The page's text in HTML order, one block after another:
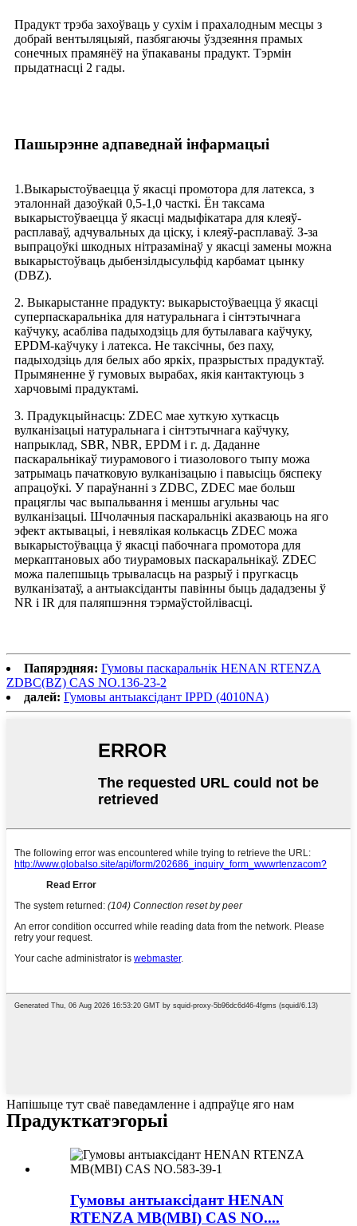
Прадукт трэба захоўваць у сухім і прахалодным месцы з
добрай вентыляцыяй, пазбягаючы ўздзеяння прамых
сонечных прамянёў на ўпакаваны прадукт. Тэрмін
прыдатнасці 2 гады.
Пашырэнне адпаведнай інфармацыі
1.Выкарыстоўваецца ў якасці промотора для латекса, з
эталоннай дазоўкай 0,5-1,0 часткі. Ён таксама
выкарыстоўваецца ў якасці мадыфікатара для клеяў-
расплаваў, адчувальных да ціску, і клеяў-расплаваў. З-за
выпрацоўкі шкодных нітразамінаў у якасці замены можна
выкарыстоўваць дыбензілдысульфід карбамат цынку
(DBZ).
2. Выкарыстанне прадукту: выкарыстоўваецца ў якасці
суперпаскаральніка для натуральнага і сінтэтычнага
каўчуку, асабліва падыходзіць для бутылавага каўчуку,
EPDM-каўчуку і латекса. Не таксічны, без паху,
падыходзіць для белых або яркіх, празрыстых прадуктаў.
Прымяненне ў гумовых вырабах, якія кантактуюць з
харчовымі прадуктамі.
3. Прадукцыйнасць: ZDEC мае хуткую хуткасць
вулканізацыі натуральнага і сінтэтычнага каўчуку,
напрыклад, SBR, NBR, EPDM і г. д. Даданне
паскаральнікаў тиурамового і тиазолового тыпу можа
затрымаць пачатковую вулканізацыю і павысіць бяспеку
апрацоўкі. У параўнанні з ZDBC, ZDEC мае больш
працяглы час выпальвання і меншы агульны час
вулканізацыі. Шчолачныя паскаральнікі аказваюць на яго
эфект актывацыі, і невялікая колькасць ZDEC можа
выкарыстоўвацца ў якасці пабочнага промотора для
меркаптановых або тиурамовых паскаральнікаў. ZDEC
можа палепшыць трываласць на разрыў і пругкасць
вулканізатаў, а антыаксіданты павінны быць дададзены ў
NR і IR для паляпшэння тэрмаўстойлівасці.
Папярэдняя: Гумовы паскаральнік HENAN RTENZA
ZDBC(BZ) CAS NO.136-23-2
далей: Гумовы антыаксідант IPPD (4010NA)
Напішыце тут сваё паведамленне і адпраўце яго нам
Прадукткатэгорыі
Гумовы антыаксідант HENAN
RTENZA MB(MBI) CAS NO....